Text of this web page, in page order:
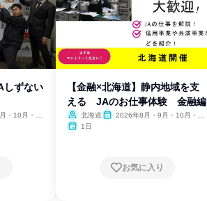
しずない
・10月・11
【金融×北海道】静内地域を支
える JAのお仕事体験 金融編
北海道
2026年8月・9月・10月・11
1日
お気に入り